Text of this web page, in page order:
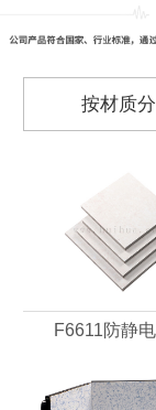
按材质
F6611防静